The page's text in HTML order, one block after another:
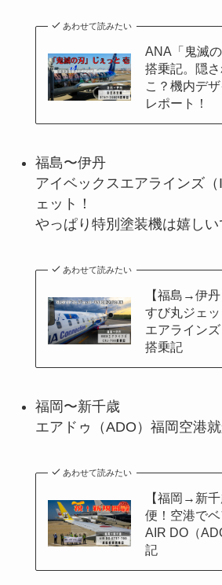
あわせて読みたい
ANA「鬼滅の
搭乗記。隠
こ？機内デ
レポート！
福島〜伊丹
アイベックスエアラインズ
ェット！
やっぱり特別塗装機は嬉しい
あわせて読みたい
【福島→伊
すび丸ジェ
エアライン
搭乗記
福岡〜新千歳
エアドゥ（ADO）福岡空港就
あわせて読みたい
【福岡→新
便！空港で
AIR DO（
記